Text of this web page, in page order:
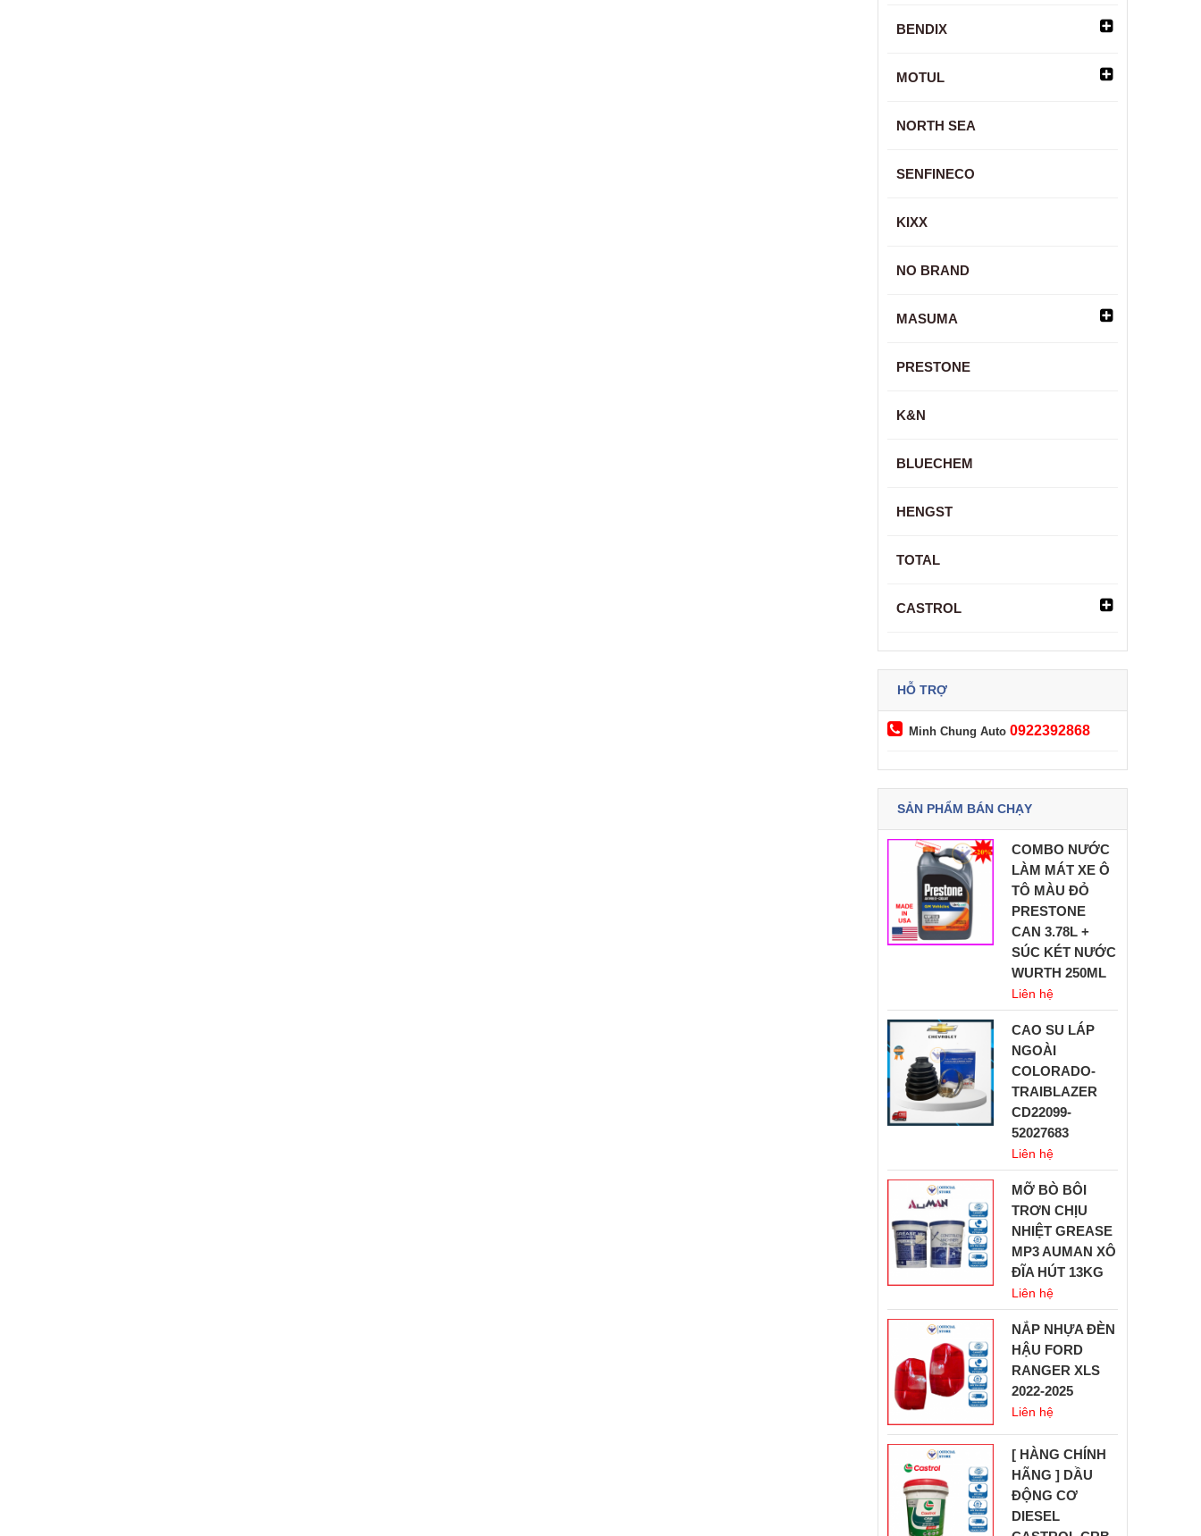
BENDIX
MOTUL
NORTH SEA
SENFINECO
KIXX
NO BRAND
MASUMA
PRESTONE
K&N
BLUECHEM
HENGST
TOTAL
CASTROL
HỖ TRỢ
Minh Chung Auto 0922392868
SẢN PHẨM BÁN CHẠY
COMBO NƯỚC
LÀM MÁT XE Ô
TÔ MÀU ĐỎ
PRESTONE
CAN 3.78L +
SÚC KÉT NƯỚC
WURTH 250ML
Liên hệ
CAO SU LÁP
NGOÀI
COLORADO-
TRAIBLAZER
CD22099-
52027683
Liên hệ
MỠ BÒ BÔI
TRƠN CHỊU
NHIỆT GREASE
MP3 AUMAN XÔ
ĐĨA HÚT 13KG
Liên hệ
NẮP NHỰA ĐÈN
HẬU FORD
RANGER XLS
2022-2025
Liên hệ
[ HÀNG CHÍNH
HÃNG ] DẦU
ĐỘNG CƠ
DIESEL